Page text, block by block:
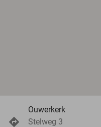
Ouwerkerk
Stelweg 3